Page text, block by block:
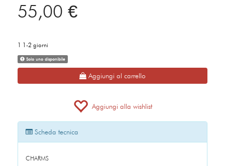
55,00 €
1 1-2 giorni
Solo uno disponibile
Aggiungi al carrello
Aggiungi alla wishlist
Scheda tecnica
CHARMS